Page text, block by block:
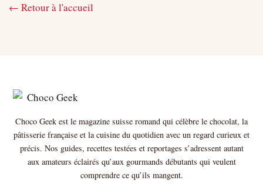
← Retour à l'accueil
Choco Geek est le magazine suisse romand qui célèbre le chocolat, la
pâtisserie française et la cuisine du quotidien avec un regard curieux et
précis. Nos guides, recettes testées et reportages s’adressent autant
aux amateurs éclairés qu’aux gourmands débutants qui veulent
comprendre ce qu’ils mangent.